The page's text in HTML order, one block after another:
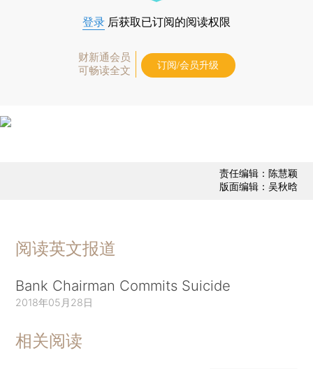
登录 后获取已订阅的阅读权限
财新通会员
可畅读全文
订阅/会员升级
责任编辑：陈慧颖
版面编辑：吴秋晗
阅读英文报道
Bank Chairman Commits Suicide
2018年05月28日
相关阅读